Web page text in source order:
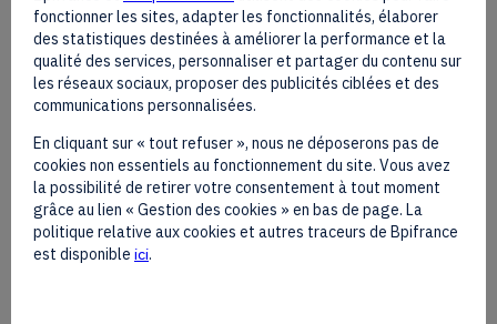
Kié,
Genesis
Holding
fonctionner les sites, adapter les fonctionnalités, élaborer
des statistiques destinées à améliorer la performance et la
qualité des services, personnaliser et partager du contenu sur
les réseaux sociaux, proposer des publicités ciblées et des
communications personnalisées.
En cliquant sur « tout refuser », nous ne déposerons pas de
cookies non essentiels au fonctionnement du site. Vous avez
la possibilité de retirer votre consentement à tout moment
grâce au lien « Gestion des cookies » en bas de page. La
politique relative aux cookies et autres traceurs de Bpifrance
est disponible ici.